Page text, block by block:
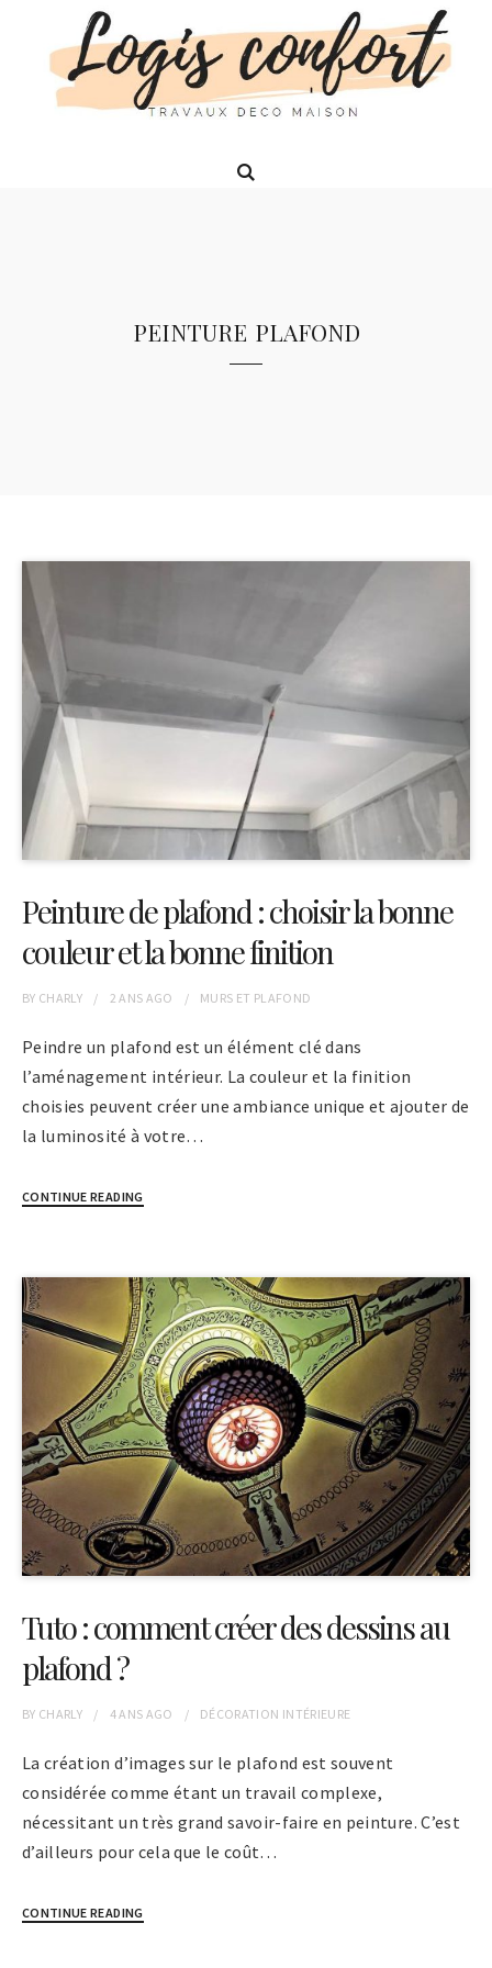
peinture plafond
Peinture de plafond : choisir la bonne
couleur et la bonne finition
BY CHARLY 2 ANS AGO MURS ET PLAFOND
Peindre un plafond est un élément clé dans
l’aménagement intérieur. La couleur et la finition
choisies peuvent créer une ambiance unique et ajouter de
la luminosité à votre…
CONTINUE READING
Tuto : comment créer des dessins au
plafond ?
BY CHARLY 4 ANS AGO DÉCORATION INTÉRIEURE
La création d’images sur le plafond est souvent
considérée comme étant un travail complexe,
nécessitant un très grand savoir-faire en peinture. C’est
d’ailleurs pour cela que le coût…
CONTINUE READING